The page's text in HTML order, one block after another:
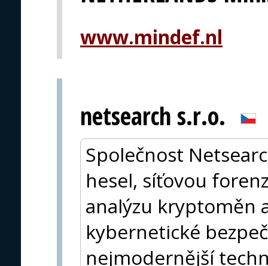
www.mindef.nl
netsearch s.r.o.
Společnost
hesel, síťovou
analýzu kryptoměn
kybernetické
nejmodernější